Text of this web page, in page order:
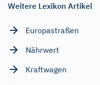
Weitere Lexikon Artikel
Europastraßen
Nährwert
Kraftwagen